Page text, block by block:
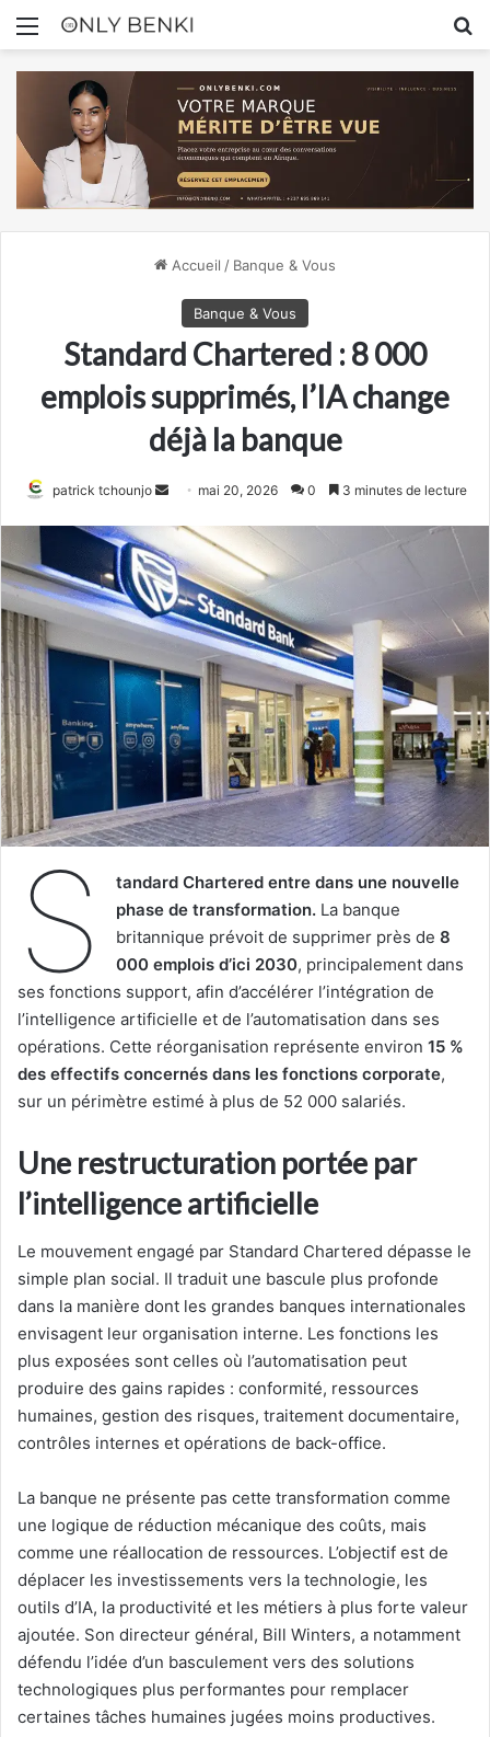
Menu
Accueil / Banque & Vous
Banque & Vous
Standard Chartered : 8 000
emplois supprimés, l’IA change
déjà la banque
patrick tchounjo
Envoyer
courriel
mai 20, 2026 0 3 minutes de lecture
S
tandard Chartered entre dans une nouvelle
phase de transformation.La banque
britannique prévoit de supprimer près de 8
000 emplois d’ici 2030, principalement dans
ses fonctions support, afin d’accélérer l’intégration de
l’intelligence artificielle et de l’automatisation dans ses
opérations. Cette réorganisation représente environ 15 %
des effectifs concernés dans les fonctions corporate,
sur un périmètre estimé à plus de 52 000 salariés.
Une restructuration portée par
l’intelligence artificielle
Le mouvement engagé par Standard Chartered dépasse le
simple plan social. Il traduit une bascule plus profonde
dans la manière dont les grandes banques internationales
envisagent leur organisation interne. Les fonctions les
plus exposées sont celles où l’automatisation peut
produire des gains rapides : conformité, ressources
humaines, gestion des risques, traitement documentaire,
contrôles internes et opérations de back-office.
La banque ne présente pas cette transformation comme
une logique de réduction mécanique des coûts, mais
comme une réallocation de ressources. L’objectif est de
déplacer les investissements vers la technologie, les
outils d’IA, la productivité et les métiers à plus forte valeur
ajoutée. Son directeur général, Bill Winters, a notamment
défendu l’idée d’un basculement vers des solutions
technologiques plus performantes pour remplacer
certaines tâches humaines jugées moins productives.